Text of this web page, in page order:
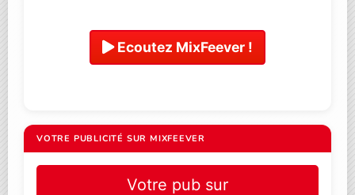
Ecoutez MixFeever !
VOTRE PUBLICITÉ SUR MIXFEEVER
Votre pub sur